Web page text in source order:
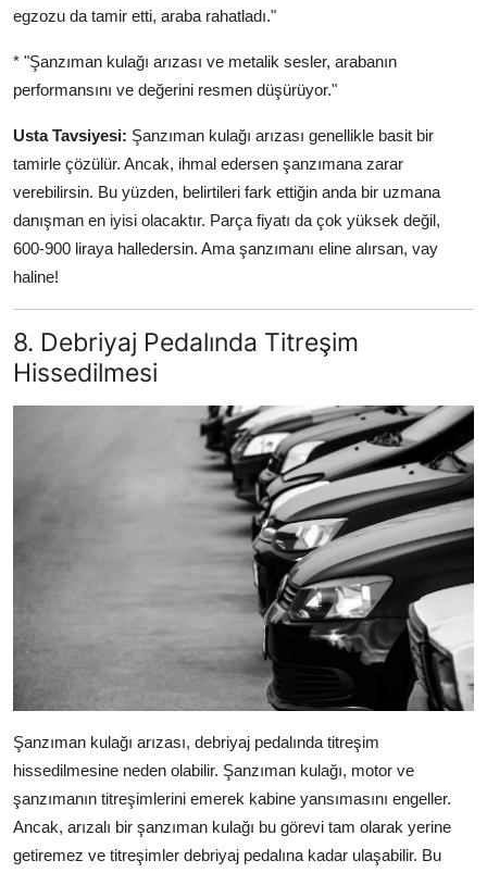
egzozu da tamir etti, araba rahatladı."
* "Şanzıman kulağı arızası ve metalik sesler, arabanın
performansını ve değerini resmen düşürüyor."
Usta Tavsiyesi: Şanzıman kulağı arızası genellikle basit bir
tamirle çözülür. Ancak, ihmal edersen şanzımana zarar
verebilirsin. Bu yüzden, belirtileri fark ettiğin anda bir uzmana
danışman en iyisi olacaktır. Parça fiyatı da çok yüksek değil,
600-900 liraya halledersin. Ama şanzımanı eline alırsan, vay
haline!
8. Debriyaj Pedalında Titreşim
Hissedilmesi
Şanzıman kulağı arızası, debriyaj pedalında titreşim
hissedilmesine neden olabilir. Şanzıman kulağı, motor ve
şanzımanın titreşimlerini emerek kabine yansımasını engeller.
Ancak, arızalı bir şanzıman kulağı bu görevi tam olarak yerine
getiremez ve titreşimler debriyaj pedalına kadar ulaşabilir. Bu